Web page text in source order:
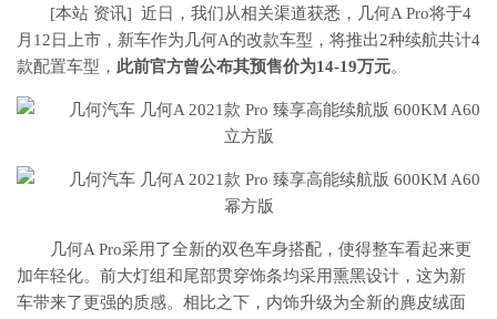
[本站 资讯] 近日，我们从相关渠道获悉，几何A Pro将于4
月12日上市，新车作为几何A的改款车型，将推出2种续航共计4
款配置车型， 此前官方曾公布其预售价为14-19万元。
几何A Pro采用了全新的双色车身搭配，使得整车看起来更
加年轻化。前大灯组和尾部贯穿饰条均采用熏黑设计，这为新
车带来了更强的质感。相比之下，内饰升级为全新的麂皮绒面